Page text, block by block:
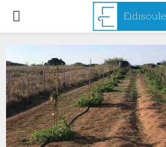
PRIMARY
MENU